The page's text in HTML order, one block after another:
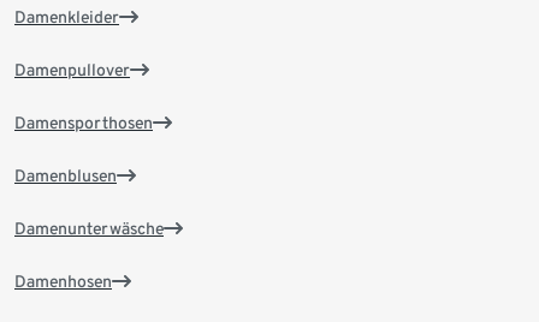
Damenkleider
Damenpullover
Damensporthosen
Damenblusen
Damenunterwäsche
Damenhosen